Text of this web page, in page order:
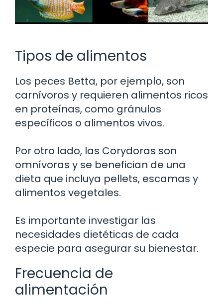
Tipos de alimentos
Los peces Betta, por ejemplo, son
carnívoros y requieren alimentos ricos
en proteínas, como gránulos
específicos o alimentos vivos.
Por otro lado, las Corydoras son
omnívoras y se benefician de una
dieta que incluya pellets, escamas y
alimentos vegetales.
Es importante investigar las
necesidades dietéticas de cada
especie para asegurar su bienestar.
Frecuencia de
alimentación